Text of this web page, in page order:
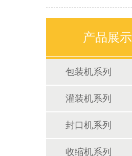
产品展示
包装机系列
灌装机系列
封口机系列
收缩机系列